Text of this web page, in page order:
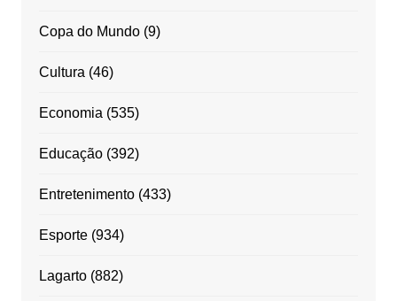
Copa do Mundo(9)
Cultura (46)
Economia (535)
Educação(392)
Entretenimento(433)
Esporte(934)
Lagarto(882)